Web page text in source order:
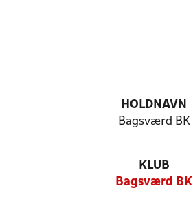
HOLDNAVN
Bagsværd BK
KLUB
Bagsværd BK